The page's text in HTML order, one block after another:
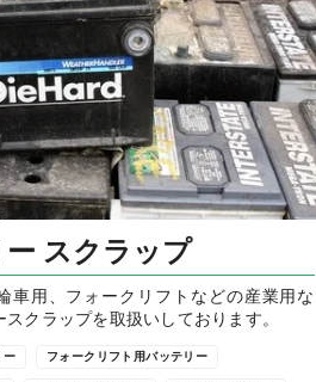
スクラップ
車用、フォークリフトなどの産業用な
スクラップを取扱いしております。
ー フォークリフト用バッテリー